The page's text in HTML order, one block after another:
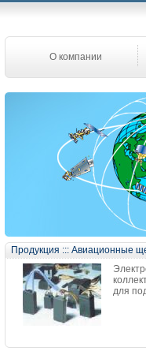
О компании
Продукция ::: Авиационные
для